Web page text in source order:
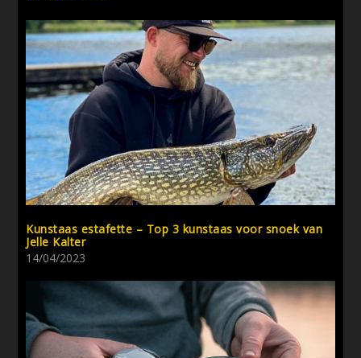
Kunstaas estafette – Top 3 kunstaas voor snoek van
Jelle Kalter
14/04/2023